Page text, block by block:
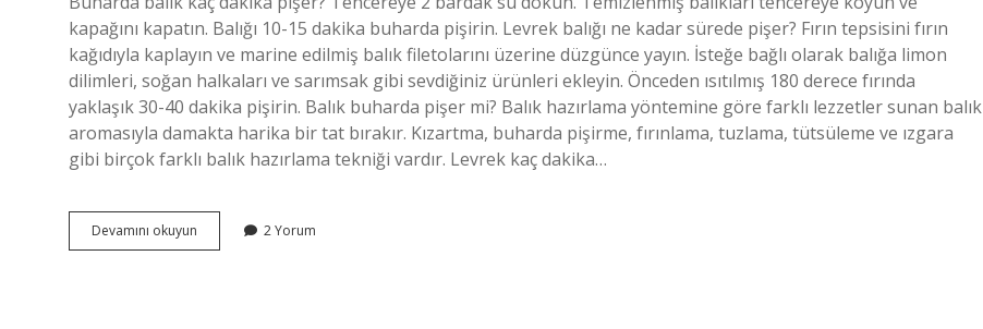
kapağını kapatın. Balığı 10-15 dakika buharda pişirin. Levrek balığı ne kadar sürede pişer? Fırın tepsisini fırın
kağıdıyla kaplayın ve marine edilmiş balık filetolarını üzerine düzgünce yayın. İsteğe bağlı olarak balığa limon
dilimleri, soğan halkaları ve sarımsak gibi sevdiğiniz ürünleri ekleyin. Önceden ısıtılmış 180 derece fırında
yaklaşık 30-40 dakika pişirin. Balık buharda pişer mi? Balık hazırlama yöntemine göre farklı lezzetler sunan balık
aromasıyla damakta harika bir tat bırakır. Kızartma, buharda pişirme, fırınlama, tuzlama, tütsüleme ve ızgara
gibi birçok farklı balık hazırlama tekniği vardır. Levrek kaç dakika…
Devamını okuyun
Buharda
2 Yorum